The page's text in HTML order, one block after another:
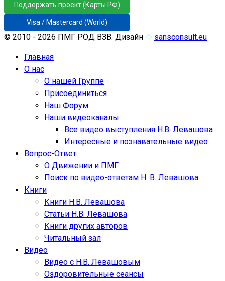
Поддержать проект (Карты РФ)
Visa / Mastercard (World)
© 2010 - 2026 ПМГ РОД ВЗВ. Дизайн ♲ sansconsult.eu
Главная
О нас
О нашей Группе
Присоединиться
Наш Форум
Наши видеоканалы
Все видео выступления Н.В. Левашова
Интересные и познавательные видео
Вопрос-Ответ
О Движении и ПМГ
Поиск по видео-ответам Н. В. Левашова
Книги
Книги Н.В. Левашова
Статьи Н.В. Левашова
Книги других авторов
Читальный зал
Видео
Видео с Н.В. Левашовым
Оздоровительные сеансы